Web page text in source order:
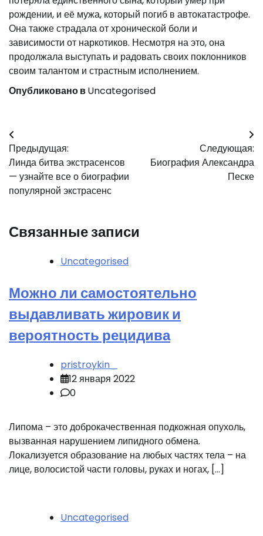
рождении, и её мужа, который погиб в автокатастрофе.
Она также страдала от хронической боли и
зависимости от наркотиков. Несмотря на это, она
продолжала выступать и радовать своих поклонников
своим талантом и страстным исполнением.
Опубликовано вUncategorised
Навигация
по
записям
Предыдущая:
Линда битва экстрасенсов
— узнайте все о биографии
популярной экстрасенс
Следующая:
Биография Александра
Песке
Связанные записи
Uncategorised
Можно ли самостоятельно
выдавливать жировик и
вероятность рецидива
pristroykin_
12 января 2022
0
Липома – это доброкачественная подкожная опухоль,
вызванная нарушением липидного обмена.
Локализуется образование на любых частях тела – на
лице, волосистой части головы, руках и ногах, […]
Uncategorised